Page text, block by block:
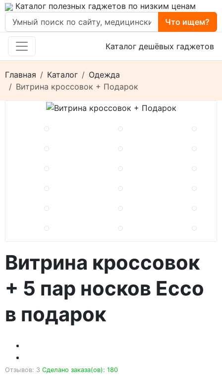
Каталог полезных гаджетов по низким ценам
Что ищем?
Каталог дешёвых гаджетов
Главная Каталог
Одежда
Витрина кроссовок + Подарок
Витрина кроссовок
+ 5 пар носков Ecco
в подарок
Отзывов: 3 Сделано заказа(ов): 180